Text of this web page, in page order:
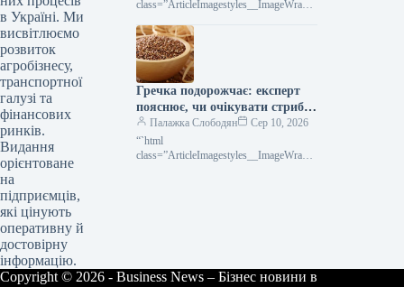
в Україні. Ми
висвітлюємо
розвиток
агробізнесу,
транспортної
галузі та
фінансових
ринків.
Видання
орієнтоване
на
підприємців,
які цінують
оперативну й
достовірну
інформацію.
class=”ArticleImagestyles__ImageWrappe
src="/wp-
content/uploads/2026/08/0d3e73e75ee28a
9c48036dfa7385720a.jpg" alt="Навіть
якщо квартира чи будинок тривалий
час порожні, необхідно щомісяця
передавати незмінні
Гречка подорожчає: експерт
пояснює, чи очікувати стрибка
цінПалажка Слободян
Сер 10, 2026
“`html
class=”ArticleImagestyles__ImageWrappe
Copyright © 2026 - Business News – Бізнес новини в